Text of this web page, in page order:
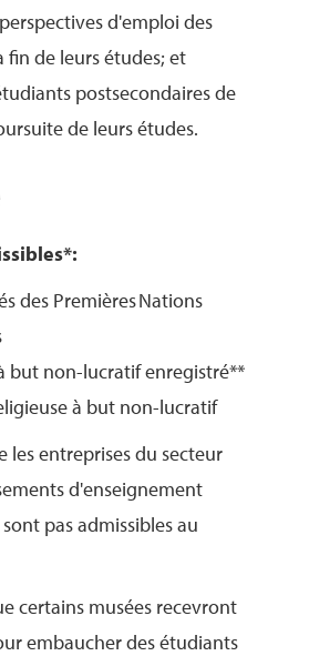
d'emploi des
fin de leurs études; et
postsecondaires de
de leurs études.
des Premières Nations
but non-lucratif enregistré**
à but non-lucratif
les entreprises du secteur
d'enseignement
pas admissibles au
certains musées recevront
embaucher des étudiants